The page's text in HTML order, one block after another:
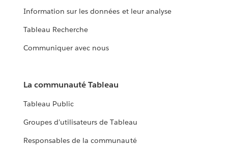
Information sur les données et leur analyse
Tableau Recherche
Communiquer avec nous
La communauté Tableau
Tableau Public
Groupes d’utilisateurs de Tableau
Responsables de la communauté